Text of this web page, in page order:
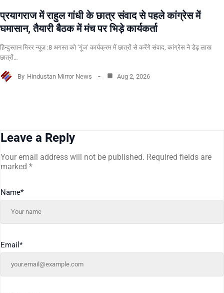
प्रयागराज में राहुल गांधी के छात्र संवाद से पहले कांग्रेस में
घमासान, तैयारी बैठक में मंच पर भिड़े कार्यकर्ता
हिन्दुस्तान मिरर न्यूज़ :8 अगस्त को ‘गूंज’ कार्यक्रम में छात्रों से करेंगे संवाद, कांग्रेस ने डेढ़ लाख
छात्रों…
By Hindustan Mirror News Aug 2, 2026
Leave a Reply
Your email address will not be published. Required fields are
marked *
Name*
Email *